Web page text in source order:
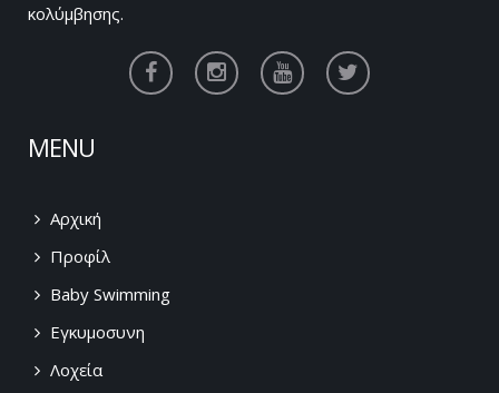
κολύμβησης.
MENU
Αρχική
Προφίλ
Baby Swimming
Εγκυμοσυνη
Λοχεία